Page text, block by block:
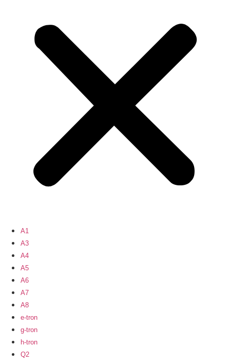
A1
A3
A4
A5
A6
A7
A8
e-tron
g-tron
h-tron
Q2